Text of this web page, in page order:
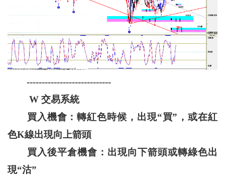
----------------------------
W 交易系統
買入機會：轉紅色時候，出現“買”，或在紅
色K線出現向上箭頭
買入後平倉機會：出現向下箭頭或轉綠色出
現“沽”